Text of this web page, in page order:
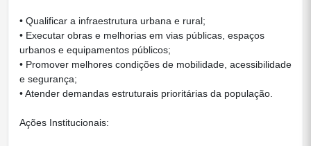
• Qualificar a infraestrutura urbana e rural;
• Executar obras e melhorias em vias públicas, espaços
urbanos e equipamentos públicos;
• Promover melhores condições de mobilidade, acessibilidade
e segurança;
• Atender demandas estruturais prioritárias da população.
Ações Institucionais: